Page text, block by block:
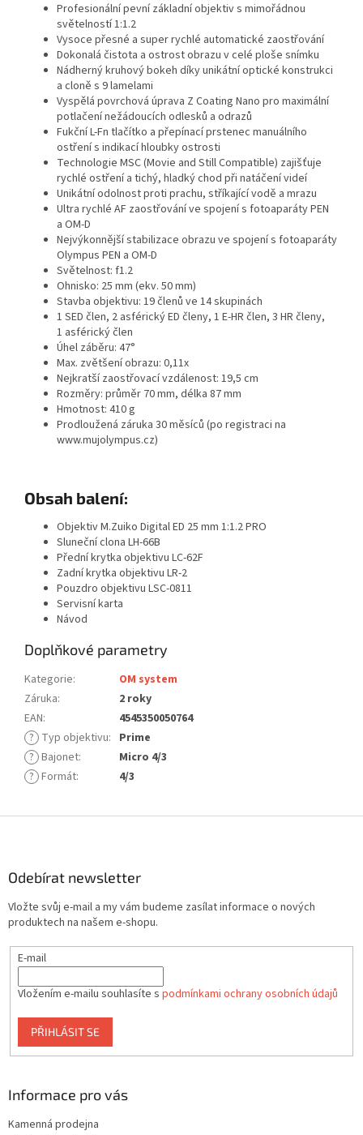
Profesionální pevní základní objektiv s mimořádnou
světelností 1:1.2
Vysoce přesné a super rychlé automatické zaostřování
Dokonalá čistota a ostrost obrazu v celé ploše snímku
Nádherný kruhový bokeh díky unikátní optické konstrukci
a cloně s 9 lamelami
Vyspělá povrchová úprava Z Coating Nano pro maximální
potlačení nežádoucích odlesků a odrazů
Fukční L-Fn tlačítko a přepínací prstenec manuálního
ostření s indikací hloubky ostrosti
Technologie MSC (Movie and Still Compatible) zajišťuje
rychlé ostření a tichý, hladký chod při natáčení videí
Unikátní odolnost proti prachu, stříkající vodě a mrazu
Ultra rychlé AF zaostřování ve spojení s fotoaparáty PEN
a OM-D
Nejvýkonnější stabilizace obrazu ve spojení s fotoaparáty
Olympus PEN a OM-D
Světelnost: f1.2
Ohnisko: 25 mm (ekv. 50 mm)
Stavba objektivu: 19 členů ve 14 skupinách
1 SED člen, 2 asférický ED členy, 1 E-HR člen, 3 HR členy,
1 asférický člen
Úhel záběru: 47°
Max. zvětšení obrazu: 0,11x
Nejkratší zaostřovací vzdálenost: 19,5 cm
Rozměry: průměr 70 mm, délka 87 mm
Hmotnost: 410 g
Prodloužená záruka 30 měsíců (po registraci na
www.mujolympus.cz)
Obsah balení:
Objektiv M.Zuiko Digital ED 25 mm 1:1.2 PRO
Sluneční clona LH-66B
Přední krytka objektivu LC-62F
Zadní krytka objektivu LR-2
Pouzdro objektivu LSC-0811
Servisní karta
Návod
Doplňkové parametry
Kategorie:
OM system
Záruka:
2 roky
EAN:
4545350050764
? Typ objektivu: Prime
? Bajonet:
Micro 4/3
? Formát: 4/3
Odebírat newsletter
Vložte svůj e-mail a my vám budeme zasílat informace o nových
produktech na našem e-shopu.
E-mail
Vložením e-mailu souhlasíte s podmínkami ochrany osobních údajů
PŘIHLÁSIT SE
Informace pro vás
Kamenná prodejna